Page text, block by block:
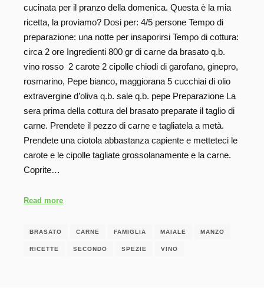
cucinata per il pranzo della domenica. Questa è la mia
ricetta, la proviamo? Dosi per: 4/5 persone Tempo di
preparazione: una notte per insaporirsi Tempo di cottura:
circa 2 ore Ingredienti 800 gr di carne da brasato q.b.
vino rosso 2 carote 2 cipolle chiodi di garofano, ginepro,
rosmarino, Pepe bianco, maggiorana 5 cucchiai di olio
extravergine d’oliva q.b. sale q.b. pepe Preparazione La
sera prima della cottura del brasato preparate il taglio di
carne. Prendete il pezzo di carne e tagliatela a metà.
Prendete una ciotola abbastanza capiente e metteteci le
carote e le cipolle tagliate grossolanamente e la carne.
Coprite…
Read more
BRASATO CARNE FAMIGLIA MAIALE MANZO
RICETTE SECONDO SPEZIE VINO